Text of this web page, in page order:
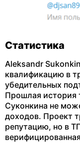
Статистика
Aleksandr
квалификацию в
убедительных
Прошлая история
Суконкина не
доходов. Проект
репутацию, но в